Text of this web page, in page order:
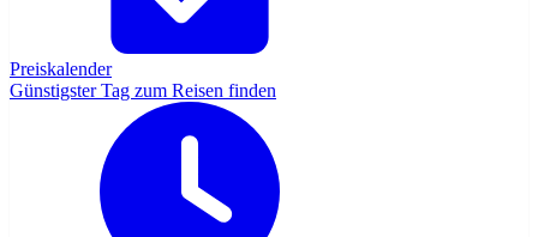
Preiskalender
Günstigster Tag zum Reisen finden